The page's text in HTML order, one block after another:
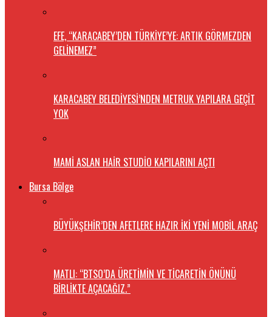
EFE, “KARACABEY’DEN TÜRKİYE’YE: ARTIK GÖRMEZDEN
GELİNEMEZ”
KARACABEY BELEDİYESİ’NDEN METRUK YAPILARA GEÇİT
YOK
MAMİ ASLAN HAİR STUDİO KAPILARINI AÇTI
Bursa Bölge
BÜYÜKŞEHİR’DEN AFETLERE HAZIR İKİ YENİ MOBİL ARAÇ
MATLI: “BTSO’DA ÜRETİMİN VE TİCARETİN ÖNÜNÜ
BİRLİKTE AÇACAĞIZ.”